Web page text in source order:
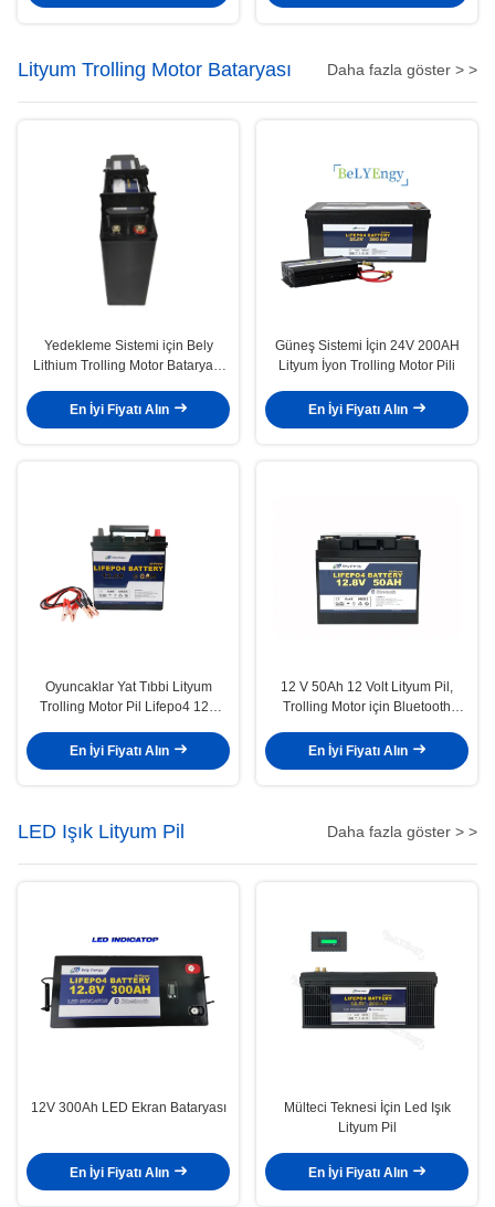
Lityum Trolling Motor Bataryası Daha fazla göster > >
Yedekleme Sistemi için Bely
Lithium Trolling Motor Bataryası
En İyi Fiyatı Alın
Güneş Sistemi İçin 24V 200AH
Lityum İyon Trolling Motor Pili
En İyi Fiyatı Alın
Oyuncaklar Yat Tıbbi Lityum
Trolling Motor Pil Lifepo4 12V
En İyi Fiyatı Alın
12 V 50Ah 12 Volt Lityum Pil,
Trolling Motor için Bluetooth
En İyi Fiyatı Alın
LED Işık Lityum Pil Daha fazla göster > >
12V 300Ah LED Ekran Bataryası
En İyi Fiyatı Alın
Mülteci Teknesi İçin Led Işık
Lityum Pil
En İyi Fiyatı Alın